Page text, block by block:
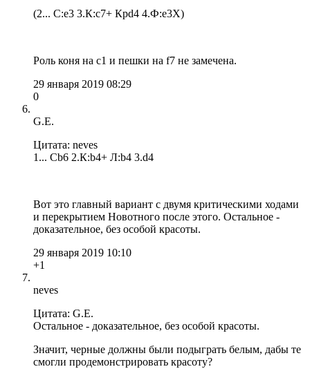
(2... С:e3 3.К:c7+ Крd4 4.Ф:e3X)
Роль коня на c1 и пешки на f7 не замечена.
29 января 2019 08:29
0
G.E.
Цитата: neves
1... Сb6 2.К:b4+ Л:b4 3.d4
Вот это главный вариант с двумя критическими ходами
и перекрытием Новотного после этого. Остальное -
доказательное, без особой красоты.
29 января 2019 10:10
+1
neves
Цитата: G.E.
Остальное - доказательное, без особой красоты.
Значит, черные должны были подыграть белым, дабы те
смогли продемонстрировать красоту?